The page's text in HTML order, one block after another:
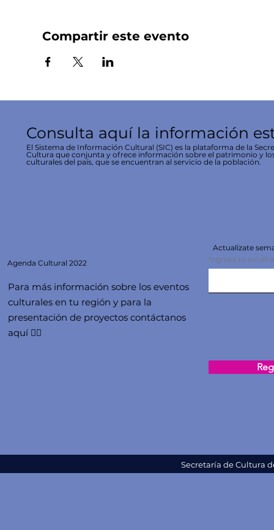
Compartir este evento
Consulta aquí la información
El Sistema de Información Cultural (SIC) es la plataforma de la
Cultura que conjunta y ofrece información sobre el patrimonio y
culturales del país, que se encuentran al servicio de la población.
Agenda Cultural 2022
Para más información sobre los eventos
culturales en tu región y para la
presentación de proyectos contáctanos
aquí 👇🏻
Actualízate
Ingresa tu email
Secretaría de Cultura